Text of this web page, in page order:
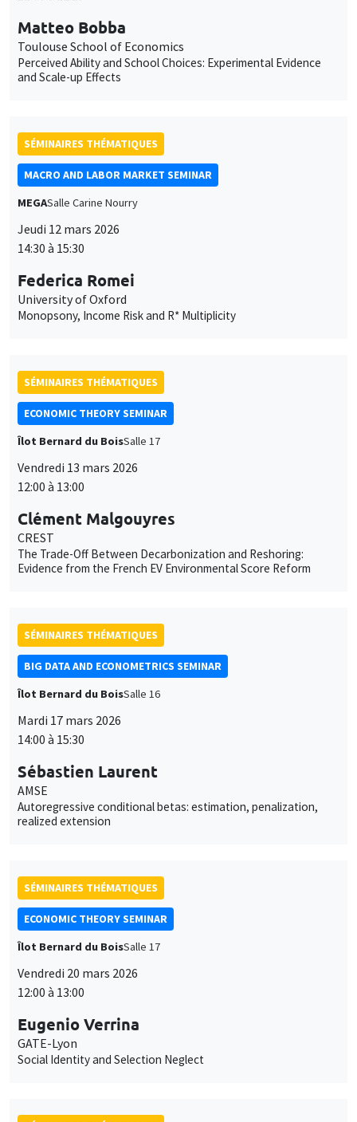
SÉMINAIRES THÉMATIQUES
Îlot Bernard du BoisSalle 17
Vendredi 13 mars 2026
12:00 à 13:00
Clément Malgouyres
CREST
The Trade-Off Between Decarbonization and Reshoring:
Îlot Bernard du BoisSalle 16
Mardi 17 mars 2026
14:00 à 15:30
Sébastien Laurent
AMSE
realized extension
Îlot Bernard du BoisSalle 17
Vendredi 20 mars 2026
12:00 à 13:00
Eugenio Verrina
GATE-Lyon
SÉMINAIRES THÉMATIQUES
Îlot Bernard du BoisSalle 11
Mardi 24 mars 2026
14:00 à 15:30
AMSE
A random rule model
SÉMINAIRES THÉMATIQUES